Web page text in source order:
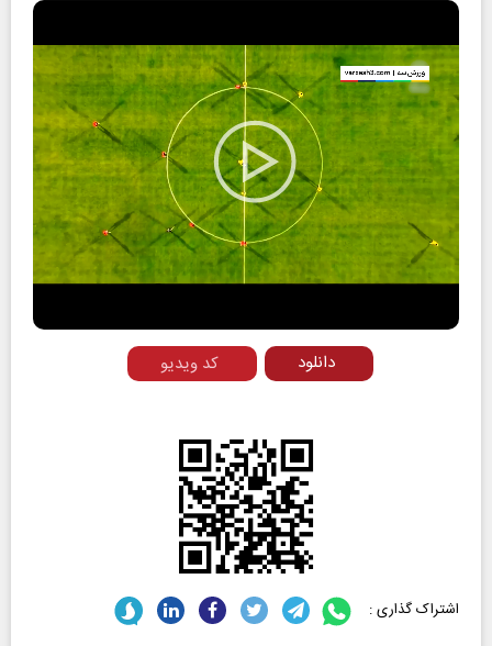
Play
Video
کد ویدیو دانلود
اشتراک گذاری :